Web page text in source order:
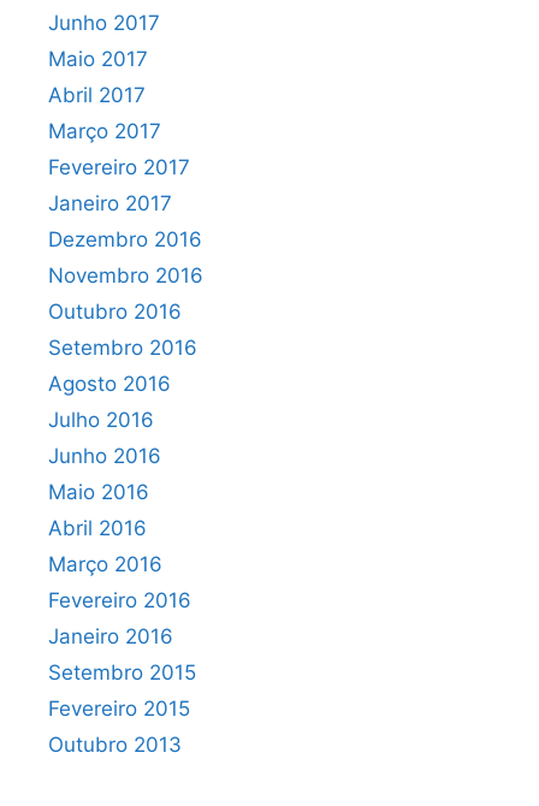
Junho 2017
Maio 2017
Abril 2017
Março 2017
Fevereiro 2017
Janeiro 2017
Dezembro 2016
Novembro 2016
Outubro 2016
Setembro 2016
Agosto 2016
Julho 2016
Junho 2016
Maio 2016
Abril 2016
Março 2016
Fevereiro 2016
Janeiro 2016
Setembro 2015
Fevereiro 2015
Outubro 2013